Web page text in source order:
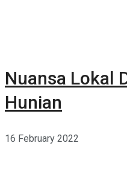
Nuansa Lokal
Hunian
16 February 2022